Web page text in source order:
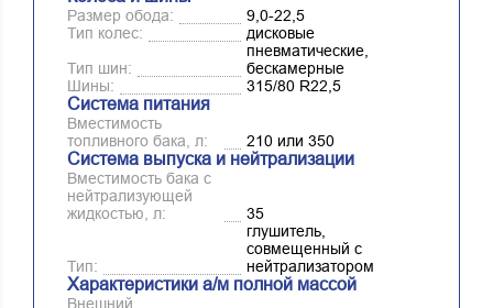
Размер обода:
9,0-22,5
Тип колес:
дисковые
Тип шин:
пневматические,
бескамерные
Шины:
315/80 R22,5
Система питания
Вместимость
топливного бака, л:
210 или 350
Система выпуска и нейтрализации
Вместимость бака с
нейтрализующей
жидкостью, л:
35
Тип:
глушитель,
совмещенный с
нейтрализатором
Характеристики а/м полной массой
Внешний